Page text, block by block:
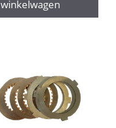
winkelwagen